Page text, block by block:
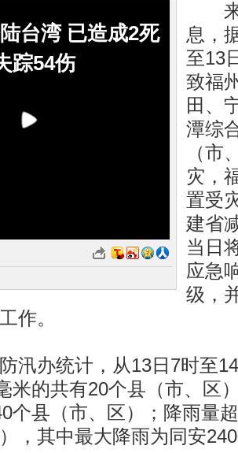
台湾 已造成2死
踪54伤
来
息，
至13
致福
田、
潭综
（市
灾，
置受
建省
当日
应急
级，
作。
办统计，从13日7时至14
米的共有20个县（市、区
个县（市、区）；降雨量
，其中最大降雨为同安